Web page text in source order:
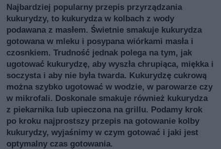
Najbardziej popularny przepis przyrządzania
kukurydzy, to kukurydza w kolbach z wody
podawana z masłem. Świetnie smakuje kukurydza
gotowana w mleku i posypana wiórkami masła i
czosnkiem. Trudność jednak polega na tym, jak
ugotować kukurydzę, aby wyszła chrupiąca, miękka i
soczysta i aby nie była twarda. Kukurydzę cukrową
można szybko ugotować w wodzie, w parowarze czy
w mikrofali. Doskonale smakuje również kukurydza
z piekarnika lub upieczona na grillu. Podamy krok
po kroku najprostszy przepis na gotowanie kolby
kukurydzy, wyjaśnimy w czym gotować i jaki jest
optymalny czas gotowania.